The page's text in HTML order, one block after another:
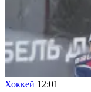
Хоккей 12:01